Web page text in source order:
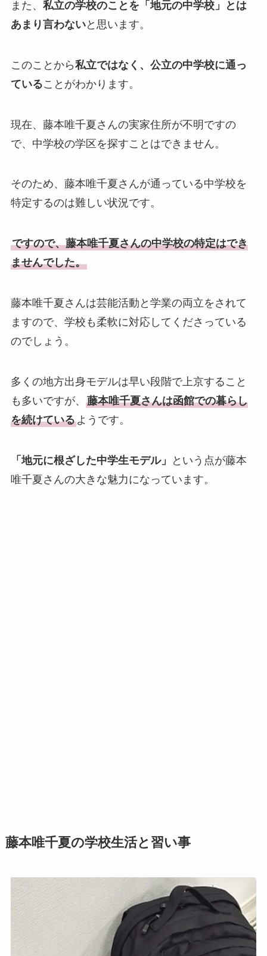
また、 私立の学校のことを「地元の中学校」とは
あまり言わないと思います。
このことから私立ではなく、公立の中学校に通っ
ていることがわかります。
現在、藤本唯千夏さんの実家住所が不明ですの
で、中学校の学区を探すことはできません。
そのため、藤本唯千夏さんが通っている中学校を
特定するのは難しい状況です。
ですので、藤本唯千夏さんの中学校の特定はでき
ませんでした。
藤本唯千夏さんは芸能活動と学業の両立をされて
ますので、学校も柔軟に対応してくださっている
のでしょう。
多くの地方出身モデルは早い段階で上京すること
も多いですが、 藤本唯千夏さんは函館での暮らし
を続けているようです。
「地元に根ざした中学生モデル」
という点が藤本
唯千夏さんの大きな魅力になっています。
藤本唯千夏の学校生活と習い事